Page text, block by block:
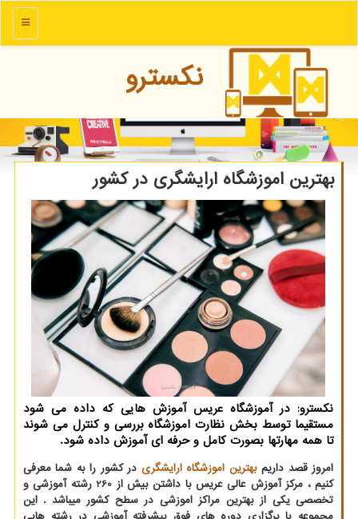
منو
نكسترو
بهترین اموزشگاه ارایشگری در کشور
نکسترو: در آموزشگاه عریس آموزش هایی که داده می شود
مستقیما توسط بخش نظارت اموزشگاه بررسی و کنترل می شوند
تا همه مهارتها بصورت کامل و حرفه ای آموزش داده شود.
امروز قصد داریمبهترین اموزشگاه ارایشگری در کشور را به شما معرفی
کنیم ، مرکز آموزش عالی عریس با داشتن بیش از 260 رشته آموزشی و
تخصصی یکی از بهترین مراکز اموزشی در سطح کشور میباشد . این